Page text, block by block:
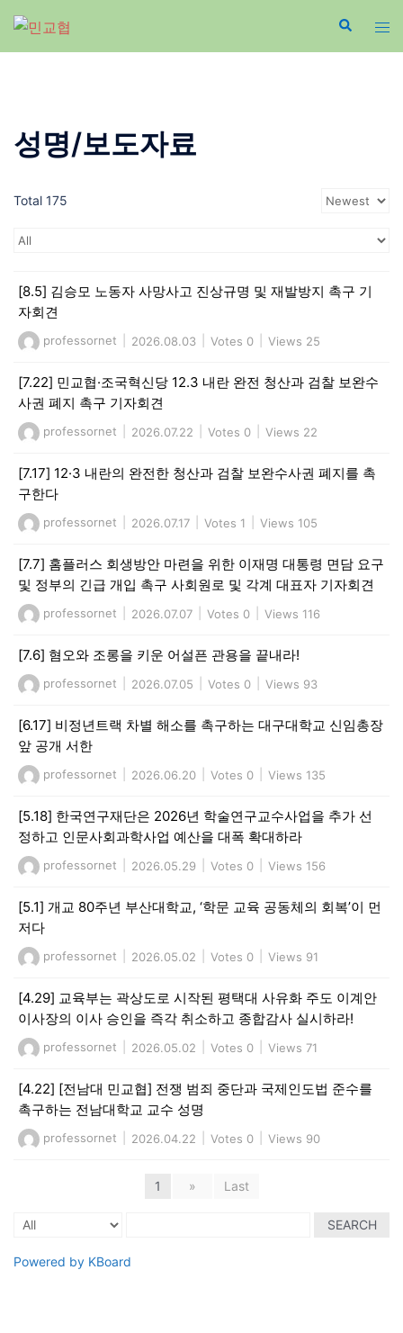
Skip
content
성명/보도자료
Total 175
[8.5] 김승모 노동자 사망사고 진상규명 및 재발방지 촉구 기
자회견
professornet 2026.08.03 Votes 0 Views 25
[7.22] 민교협·조국혁신당 12.3 내란 완전 청산과 검찰 보완수
사권 폐지 촉구 기자회견
professornet 2026.07.22 Votes 0 Views 22
[7.17] 12·3 내란의 완전한 청산과 검찰 보완수사권 폐지를 촉
구한다
professornet 2026.07.17 Votes 1 Views 105
[7.7] 홈플러스 회생방안 마련을 위한 이재명 대통령 면담 요구
및 정부의 긴급 개입 촉구 사회원로 및 각계 대표자 기자회견
professornet 2026.07.07 Votes 0 Views 116
[7.6] 혐오와 조롱을 키운 어설픈 관용을 끝내라!
professornet 2026.07.05 Votes 0 Views 93
[6.17] 비정년트랙 차별 해소를 촉구하는 대구대학교 신임총장
앞 공개 서한
professornet 2026.06.20 Votes 0 Views 135
[5.18] 한국연구재단은 2026년 학술연구교수사업을 추가 선
정하고 인문사회과학사업 예산을 대폭 확대하라
professornet 2026.05.29 Votes 0 Views 156
[5.1] 개교 80주년 부산대학교, ‘학문 교육 공동체의 회복’이 먼
저다
professornet 2026.05.02 Votes 0 Views 91
[4.29] 교육부는 곽상도로 시작된 평택대 사유화 주도 이계안
이사장의 이사 승인을 즉각 취소하고 종합감사 실시하라!
professornet 2026.05.02 Votes 0 Views 71
[4.22] [전남대 민교협] 전쟁 범죄 중단과 국제인도법 준수를
촉구하는 전남대학교 교수 성명
professornet 2026.04.22 Votes 0 Views 90
1 » Last
SEARCH
Powered by KBoard